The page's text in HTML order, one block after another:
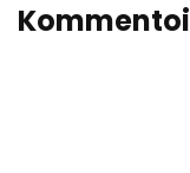
Kommentoi